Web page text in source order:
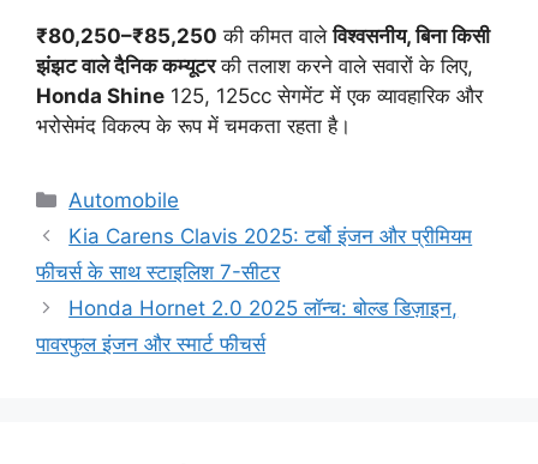
₹80,250–₹85,250 की कीमत वालेविश्वसनीय, बिना किसी
झंझट वाले दैनिक कम्यूटरकी तलाश करने वाले सवारों के लिए,
Honda Shine 125, 125cc सेगमेंट में एक व्यावहारिक और
भरोसेमंद विकल्प के रूप में चमकता रहता है।
Categories
Automobile
Kia Carens Clavis 2025: टर्बो इंजन और प्रीमियम
फीचर्स के साथ स्टाइलिश 7-सीटर
Honda Hornet 2.0 2025 लॉन्च: बोल्ड डिज़ाइन,
पावरफुल इंजन और स्मार्ट फीचर्स